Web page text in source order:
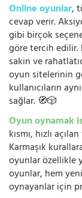
Online oyunlar,
cevap verir.
gibi birçok
göre tercih
sakin ve
oyun sitelerinin
kullanıcıların
sağlar. 🧭🎲
Oyun oynamak
kısmı, hızlı
Karmaşık
oyunlar özellikle
oyunlar, hem
oynayanlar için